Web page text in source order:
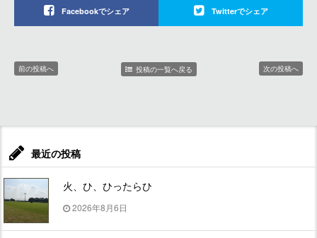
Facebookでシェア Twitterでシェア
前の投稿へ 投稿の一覧へ戻る 次の投稿へ
最近の投稿
火、ひ、ひったらひ
2026年8月6日